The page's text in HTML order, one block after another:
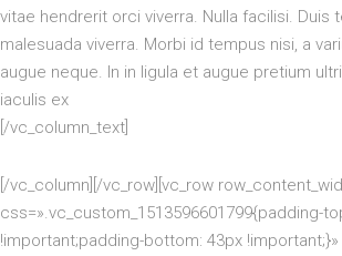
vitae hendrerit orci viverra. Nulla facilisi. Duis
malesuada viverra. Morbi id tempus nisi, a
augue neque. In in ligula et augue pretium
iaculis ex
[/vc_column_text]
[/vc_column][/vc_row][vc_row
css=».vc_custom_1513596601799{padding-
!important;padding-bottom: 43px !important;}»